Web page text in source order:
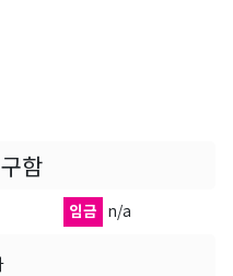
함
임금 n/a